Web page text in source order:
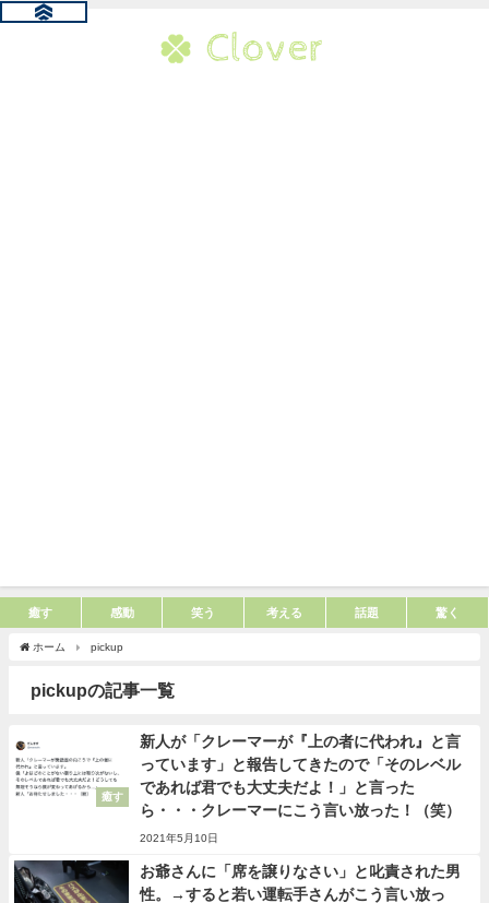
癒す 感動 笑う 考える 話題 驚く
ホーム pickup
pickupの記事一覧
癒す
新人が「クレーマーが『上の者に代われ』と言
っています」と報告してきたので「そのレベル
であれば君でも大丈夫だよ！」と言った
ら・・・クレーマーにこう言い放った！（笑）
2021年5月10日
お爺さんに「席を譲りなさい」と叱責された男
性。→すると若い運転手さんがこう言い放っ